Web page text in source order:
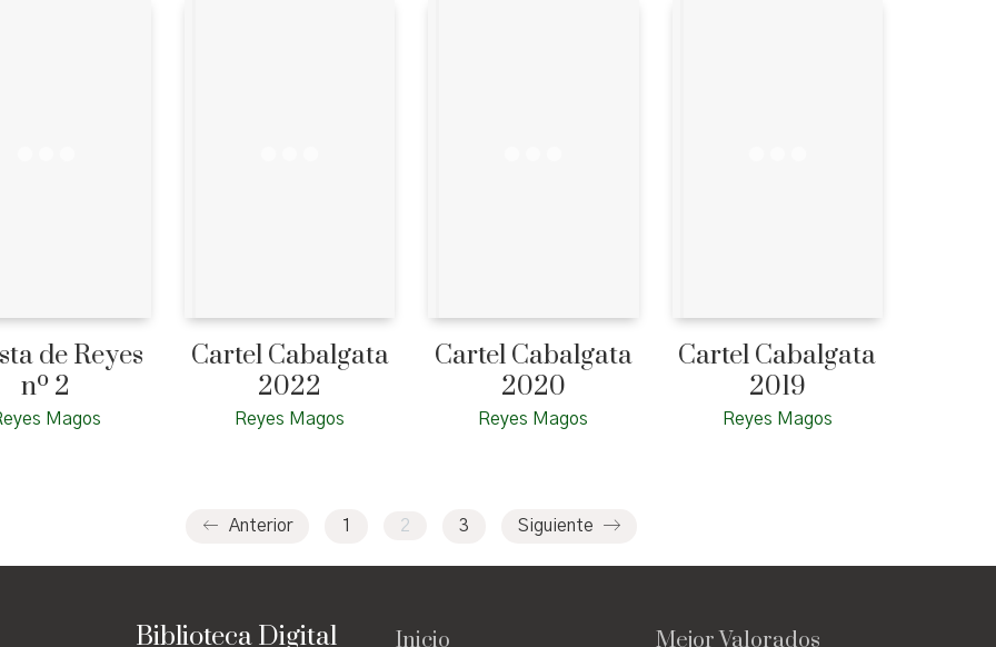
de Reyes
nº 2
Magos
Cartel Cabalgata
2022
Reyes Magos
Cartel Cabalgata
2020
Reyes Magos
Cartel Cabalgata
2019
Reyes Magos
Anterior 1 2 3 Siguiente
Biblioteca Digital Inicio Mejor Valorados